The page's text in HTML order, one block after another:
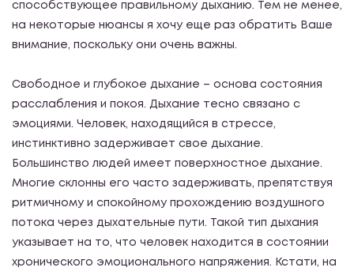
способствующее правильному дыханию. Тем не менее,
на некоторые нюансы я хочу еще раз обратить Ваше
внимание, поскольку они очень важны.
Свободное и глубокое дыхание – основа состояния
расслабления и покоя. Дыхание тесно связано с
эмоциями. Человек, находящийся в стрессе,
инстинктивно задерживает свое дыхание.
Большинство людей имеет поверхностное дыхание.
Многие склонны его часто задерживать, препятствуя
ритмичному и спокойному прохождению воздушного
потока через дыхательные пути. Такой тип дыхания
указывает на то, что человек находится в состоянии
хронического эмоционального напряжения. Кстати, на